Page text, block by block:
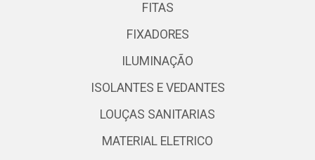
FITAS
FIXADORES
ILUMINAÇÃO
ISOLANTES E VEDANTES
LOUÇAS SANITARIAS
MATERIAL ELETRICO